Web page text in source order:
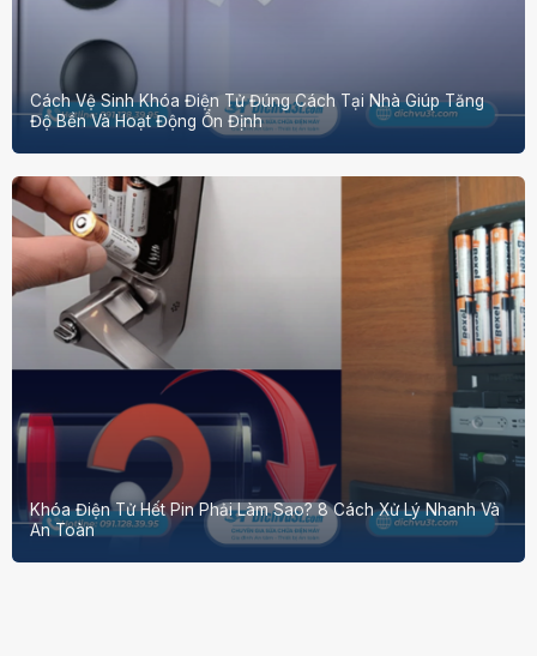
Cách Vệ Sinh Khóa Điện Tử Đúng Cách Tại Nhà Giúp Tăng
Độ Bền Và Hoạt Động Ổn Định
Khóa Điện Tử Hết Pin Phải Làm Sao? 8 Cách Xử Lý Nhanh Và
An Toàn